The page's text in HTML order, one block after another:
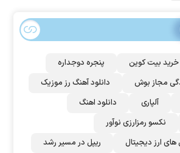
خرید بیت کوین
پنجره دوجداره
مجاز بوش
دانلود آهنگ رز‌ موزیک
آلپاری
دانلود اهنگ
نکسو رمزارزی نوآور
ارز دیجیتال
ریپل در مسیر رشد